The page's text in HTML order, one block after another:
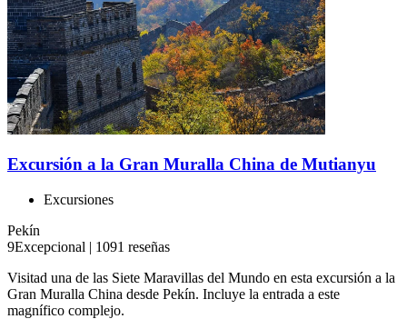
Excursión a la Gran Muralla China de Mutianyu
Excursiones
Pekín
9Excepcional | 1091 reseñas
Visitad una de las Siete Maravillas del Mundo en esta excursión a la
Gran Muralla China desde Pekín. Incluye la entrada a este
magnífico complejo.